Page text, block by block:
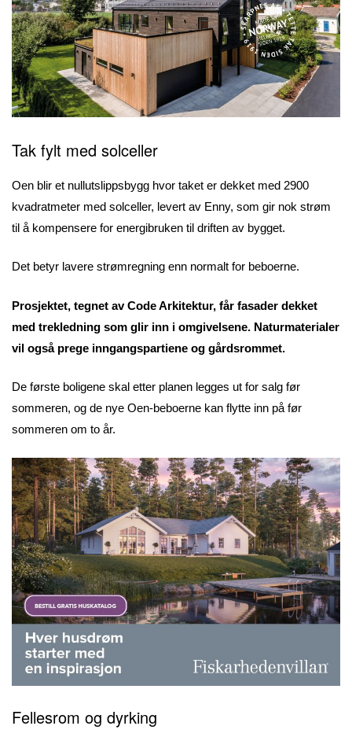
Tak fylt med solceller
Oen blir et nullutslippsbygg hvor taket er dekket med 2900
kvadratmeter med solceller, levert av Enny, som gir nok strøm
til å kompensere for energibruken til driften av bygget.
Det betyr lavere strømregning enn normalt for beboerne.
Prosjektet, tegnet av Code Arkitektur, får fasader dekket
med trekledning som glir inn i omgivelsene. Naturmaterialer
vil også prege inngangspartiene og gårdsrommet.
De første boligene skal etter planen legges ut for salg før
sommeren, og de nye Oen-beboerne kan flytte inn på før
sommeren om to år.
Fellesrom og dyrking